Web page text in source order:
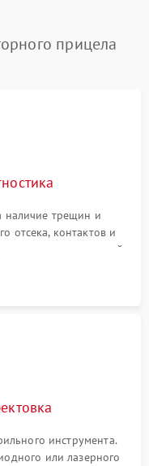
прицела
наличие трещин и
отсека, контактов и
четкости прицельной
проблем с
инструмента.
или лазерного